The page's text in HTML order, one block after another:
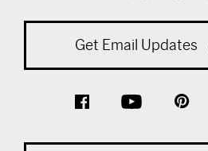
Get Email Updates